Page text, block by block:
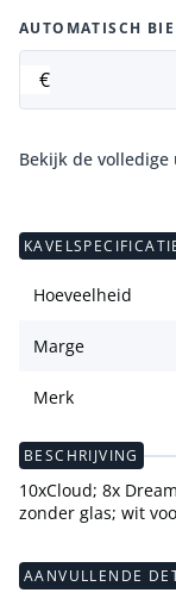
AUTOMATISCH
€
Bekijk de
Hoeveelheid
Marge
Merk
BESCHRIJVING
10xCloud; 8x
zonder glas; wit
AANVULLENDE